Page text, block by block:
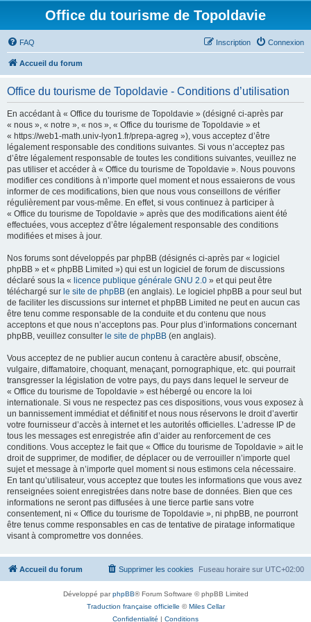
Office du tourisme de Topoldavie
FAQ Connexion
Inscription
Accueil du forum
Office du tourisme de Topoldavie - Conditions d’utilisation
En accédant à « Office du tourisme de Topoldavie » (désigné ci-après par
« nous », « notre », « nos », « Office du tourisme de Topoldavie » et
« https://web1-math.univ-lyon1.fr/prepa-agreg »), vous acceptez d’être
légalement responsable des conditions suivantes. Si vous n’acceptez pas
d’être légalement responsable de toutes les conditions suivantes, veuillez ne
pas utiliser et accéder à « Office du tourisme de Topoldavie ». Nous pouvons
modifier ces conditions à n’importe quel moment et nous essaierons de vous
informer de ces modifications, bien que nous vous conseillons de vérifier
régulièrement par vous-même. En effet, si vous continuez à participer à
« Office du tourisme de Topoldavie » après que des modifications aient été
effectuées, vous acceptez d’être légalement responsable des conditions
modifiées et mises à jour.
Nos forums sont développés par phpBB (désignés ci-après par « logiciel
phpBB » et « phpBB Limited ») qui est un logiciel de forum de discussions
déclaré sous la « licence publique générale GNU 2.0 » et qui peut être
téléchargé sur le site de phpBB (en anglais). Le logiciel phpBB a pour seul but
de faciliter les discussions sur internet et phpBB Limited ne peut en aucun cas
être tenu comme responsable de la conduite et du contenu que nous
acceptons et que nous n’acceptons pas. Pour plus d’informations concernant
phpBB, veuillez consulter le site de phpBB (en anglais).
Vous acceptez de ne publier aucun contenu à caractère abusif, obscène,
vulgaire, diffamatoire, choquant, menaçant, pornographique, etc. qui pourrait
transgresser la législation de votre pays, du pays dans lequel le serveur de
« Office du tourisme de Topoldavie » est hébergé ou encore la loi
internationale. Si vous ne respectez pas ces dispositions, vous vous exposez à
un bannissement immédiat et définitif et nous nous réservons le droit d’avertir
votre fournisseur d’accès à internet et les autorités officielles. L’adresse IP de
tous les messages est enregistrée afin d’aider au renforcement de ces
conditions. Vous acceptez le fait que « Office du tourisme de Topoldavie » ait le
droit de supprimer, de modifier, de déplacer ou de verrouiller n’importe quel
sujet et message à n’importe quel moment si nous estimons cela nécessaire.
En tant qu’utilisateur, vous acceptez que toutes les informations que vous avez
renseignées soient enregistrées dans notre base de données. Bien que ces
informations ne seront pas diffusées à une tierce partie sans votre
consentement, ni « Office du tourisme de Topoldavie », ni phpBB, ne pourront
être tenus comme responsables en cas de tentative de piratage informatique
visant à compromettre vos données.
Accueil du forum Fuseau horaire sur UTC+02:00
Supprimer les cookies
Développé parphpBB® Forum Software © phpBB Limited
Traduction française officielle ©Miles Cellar
Confidentialité | Conditions